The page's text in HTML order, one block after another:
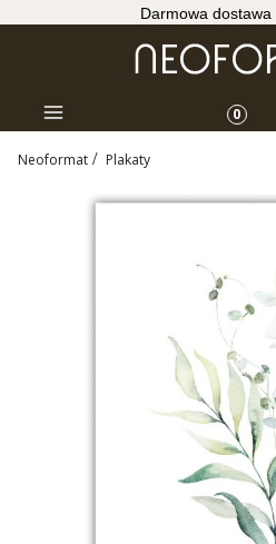
Darmowa dostawa
Menu 0
Neoformat Plakaty